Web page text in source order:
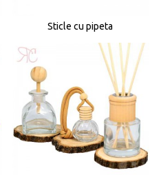
Sticle cu pipeta